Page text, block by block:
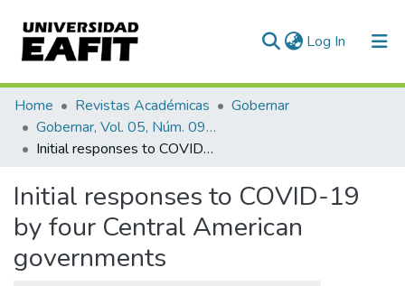
Log In (current)
Communities & Collections
All of DSpace
Home Revistas Académicas
Gobernar
Gobernar, Vol. 05, Núm. 09 (2021)
Initial responses to COVID-19 by four Central American governments
Initial responses to COVID-19
by four Central American
governments